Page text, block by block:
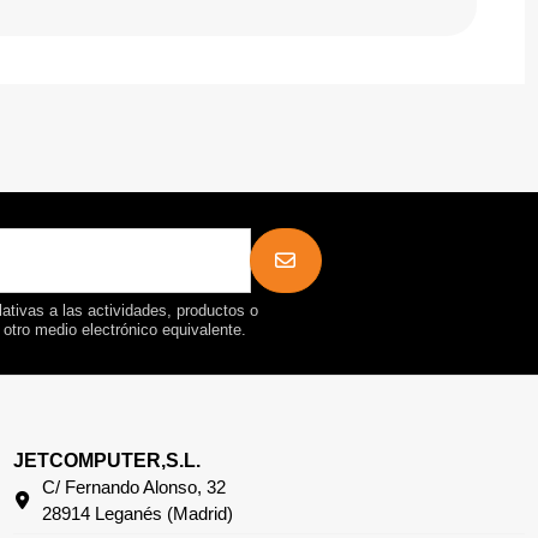
a las actividades, productos o
medio electrónico equivalente.
JETCOMPUTER,S.L.
C/ Fernando Alonso, 32
28914 Leganés (Madrid)